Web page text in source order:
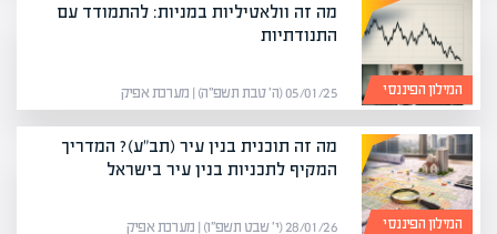
המילון הפיננסי
מה זה וולאטיליות במניות: להתמודד עם
התנודתיות
05/01/25 (ה׳ טבת תשפ״ה) | מערכת אפיק
המילון הפיננסי
מה זה תוכנית בנין עיר (תב"ע)? המדריך
המקיף לתכניות בנין עיר בישראל
28/01/26 (י׳ שבט תשפ״ו) | מערכת אפיק